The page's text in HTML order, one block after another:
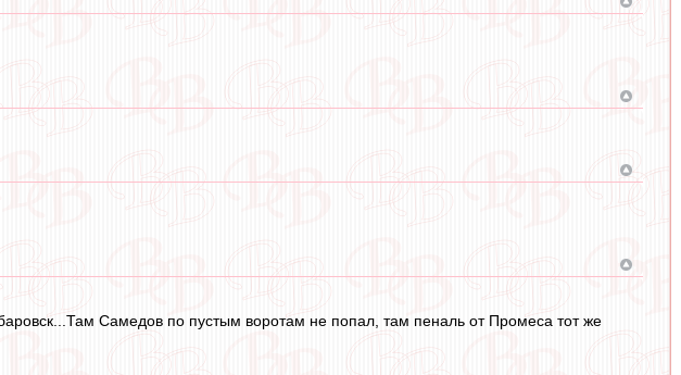
Самедов по пустым воротам не попал, там пеналь от Промеса тот же